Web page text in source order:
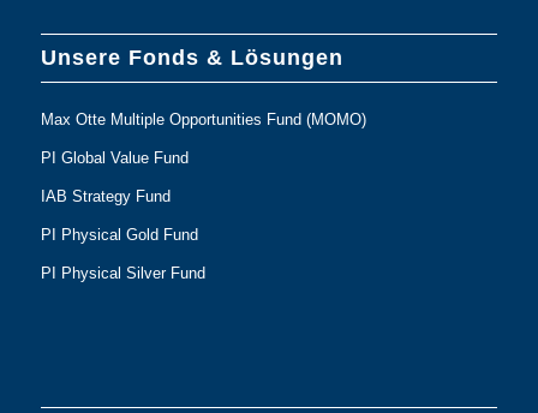
Unsere Fonds & Lösungen
Max Otte Multiple Opportunities Fund (MOMO)
PI Global Value Fund
IAB Strategy Fund
PI Physical Gold Fund
PI Physical Silver Fund